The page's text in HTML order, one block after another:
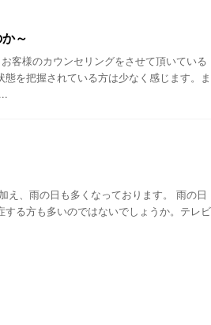
～
客様のカウンセリングをさせて頂いている
を把握されている方は少なく感じます。ま
え、雨の日も多くなっております。 雨の日
る方も多いのではないでしょうか。テレビ